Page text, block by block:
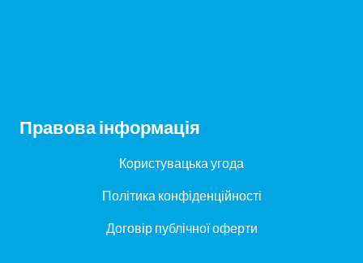
Правова інформація
Користувацька угода
Політика конфіденційності
Договір публічної оферти